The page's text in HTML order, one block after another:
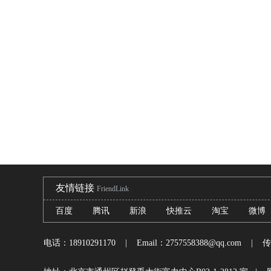
友情链接 FriendLink
百度 腾讯 新浪 快推云 淘宝 微博
电话：18910291170 | Email：2757558388@qq.com | 传